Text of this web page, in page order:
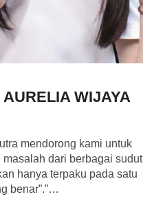
WIJAYA
mendorong kami untuk
masalah dari berbagai sudut
hanya terpaku pada satu
benar”.”…